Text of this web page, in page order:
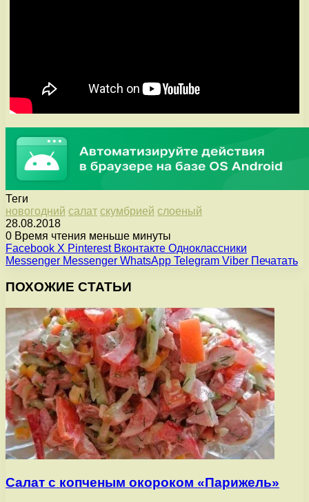
Теги
новогодний салат скумбрией слоеный
28.08.2018
0 Время чтения меньше минуты
Facebook X Pinterest Вконтакте Одноклассники
Messenger Messenger WhatsApp Telegram Viber Печатать
ПОХОЖИЕ СТАТЬИ
Салат с копченым окороком «Парижель»